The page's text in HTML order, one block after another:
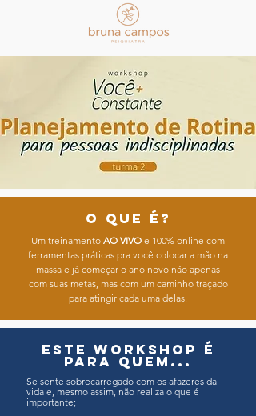
o que é?
Um treinamento AO VIVO e 100% online com
ferramentas práticas pra você colocar a mão na
massa e já começar o ano novo não apenas
com suas metas, mas com um caminho traçado
para atingir cada uma delas.
este workshop é
para quem...
Se sente sobrecarregado com os afazeres da
vida e, mesmo assim, não realiza o que é
importante;